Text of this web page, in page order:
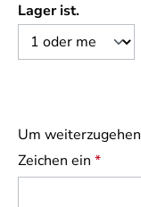
Lager ist.
Um
Zeichen ein *